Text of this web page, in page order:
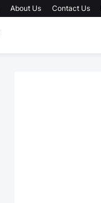
About Us Contact Us